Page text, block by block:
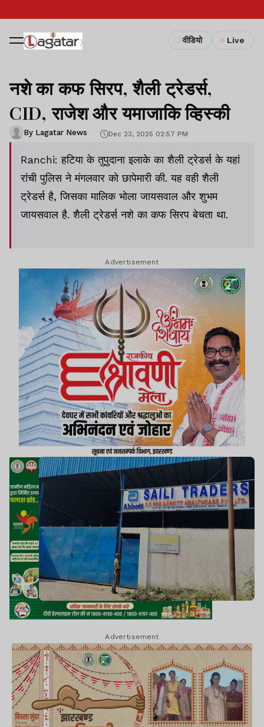
वीडियो Live
नशे का कफ सिरप, शैली ट्रेडर्स,
CID, राजेश और यमाजाकि व्हिस्की
By Lagatar News Dec 23, 2025 02:57 PM
Ranchi: हटिया के तुपुदाना इलाके का शैली ट्रेडर्स के यहां
रांची पुलिस ने मंगलवार को छापेमारी की. यह वही शैली
ट्रेडर्स है, जिसका मालिक भोला जायसवाल और शुभम
जायसवाल है. शैली ट्रेडर्स नशे का कफ सिरप बेचता था.
Advertisement
Advertisement